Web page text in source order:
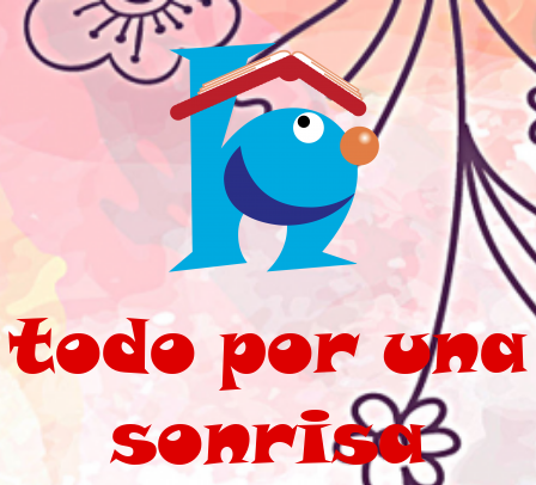
Saltar al contenido principal
todo por una
sonrisa